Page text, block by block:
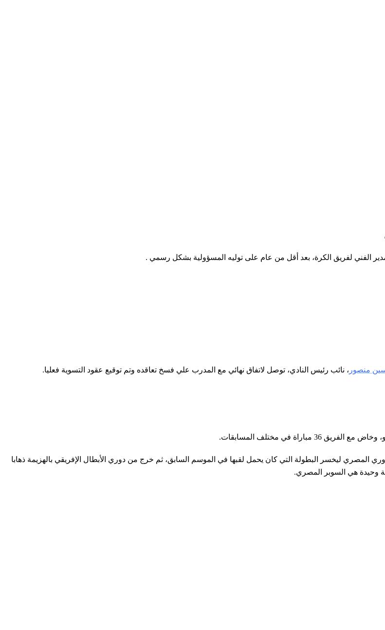
الفني لفريق الكرة، بعد أقل من عام على توليه المسؤولية بشكل رسمي .
منصور ، نائب رئيس النادي، توصل لاتفاق نهائي مع المدرب علي فسخ تعاقده وتم توقيع عقود التسوية فعليا.
المصري ليخسر البطولة التي كان يحمل لقبها في الموسم السابق، ثم خرج من دوري الأبطال الإفريقي بالهزيمة ذهابا
وحيدة هي السوبر المصري.